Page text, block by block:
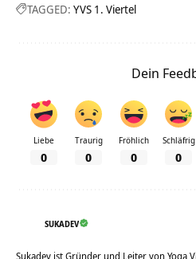
TAGGED: YVS 1. Viertel
Dein
Liebe
0
Traurig
0
Fröhlich
0
Schläfrig
0
SUKADEV
Sukadev ist Gründer und Leiter von Yoga